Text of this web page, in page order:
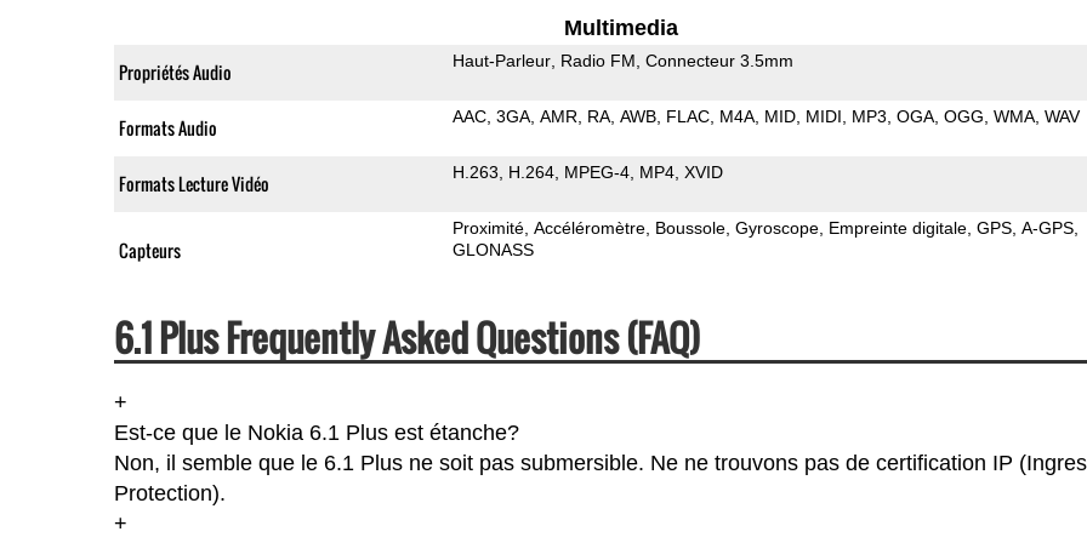
Multimedia
Propriétés Audio Haut-Parleur Radio FM Connecteur 3.5mm
Formats Audio AAC 3GA AMR RA AWB FLAC M4A MID MIDI MP3 OGA OGG WMA WAV
Formats Lecture Vidéo H.263 H.264 MPEG-4 MP4 XVID
Capteurs
Proximité Accéléromètre Boussole Gyroscope Empreinte digitale GPS A-GPS
GLONASS
6.1 Plus Frequently Asked Questions (FAQ)
+
Est-ce que le Nokia 6.1 Plus est étanche?
Non, il semble que le 6.1 Plus ne soit pas submersible. Ne ne trouvons pas de certification IP
Protection).
+